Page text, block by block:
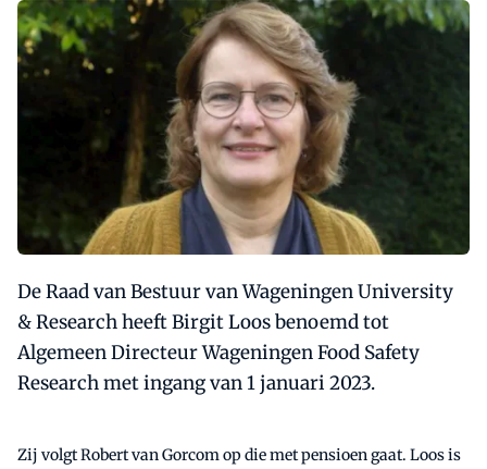
De Raad van Bestuur van Wageningen University
& Research heeft Birgit Loos benoemd tot
Algemeen Directeur Wageningen Food Safety
Research met ingang van 1 januari 2023.
Zij volgt Robert van Gorcom op die met pensioen gaat. Loos is